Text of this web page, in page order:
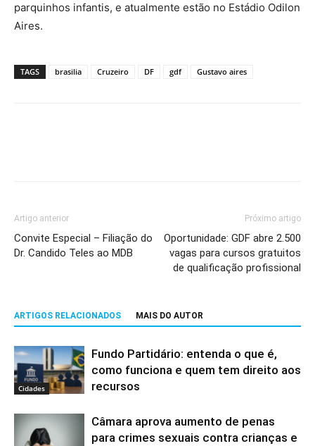
parquinhos infantis, e atualmente estão no Estádio Odilon
Aires.
TAGS brasilia Cruzeiro DF gdf Gustavo aires
Artigo anterior
Convite Especial – Filiação do
Dr. Candido Teles ao MDB
Próximo artigo
Oportunidade: GDF abre 2.500
vagas para cursos gratuitos
de qualificação profissional
ARTIGOS RELACIONADOS MAIS DO AUTOR
Cidades
Fundo Partidário: entenda o que é,
como funciona e quem tem direito aos
recursos
Câmara aprova aumento de penas
para crimes sexuais contra crianças e